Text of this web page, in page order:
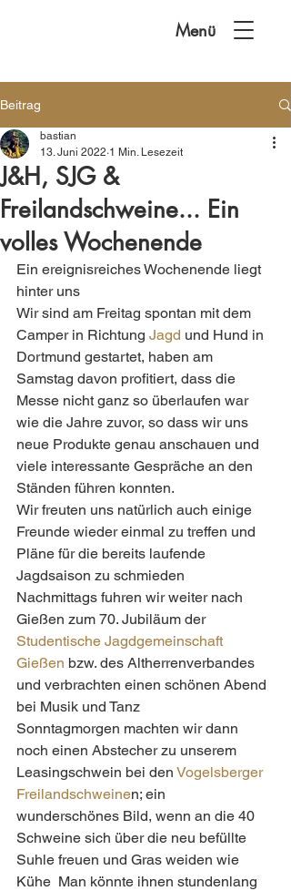
Menü
Beitrag
J&H, SJG &
Freilandschweine... Ein
volles Wochenende
bastian
13. Juni 2022 1 Min. Lesezeit
Ein ereignisreiches Wochenende liegt
hinter uns
Wir sind am Freitag spontan mit dem
Camper in Richtung Jagd und Hund in
Dortmund gestartet, haben am
Samstag davon profitiert, dass die
Messe nicht ganz so überlaufen war
wie die Jahre zuvor, so dass wir uns
neue Produkte genau anschauen und
viele interessante Gespräche an den
Ständen führen konnten.
Wir freuten uns natürlich auch einige
Freunde wieder einmal zu treffen und
Pläne für die bereits laufende
Jagdsaison zu schmieden
Nachmittags fuhren wir weiter nach
Gießen zum 70. Jubiläum der
Studentische Jagdgemeinschaft
Gießen bzw. des Altherrenverbandes
und verbrachten einen schönen Abend
bei Musik und Tanz
Sonntagmorgen machten wir dann
noch einen Abstecher zu unserem
Leasingschwein bei den Vogelsberger
Freilandschweinen; ein
wunderschönes Bild, wenn an die 40
Schweine sich über die neu befüllte
Suhle freuen und Gras weiden wie
Kühe  Man könnte ihnen stundenlang